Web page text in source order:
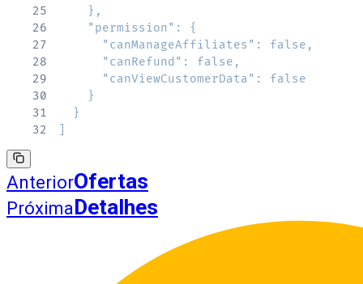
25
} ,
26
"permission" :
{
27
"canManageAffiliates" : false ,
28
"canRefund" : false ,
29
"canViewCustomerData" :
false
30
}
31
}
32
AnteriorOfertas
PróximaDetalhes